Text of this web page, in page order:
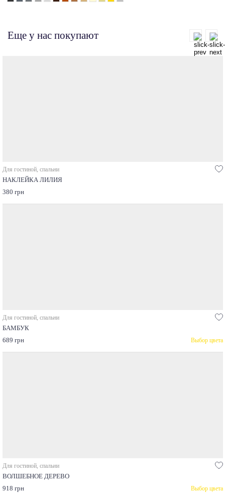
Еще у нас покупают
Для гостиной, спальни
НАКЛЕЙКА ЛИЛИЯ
380 грн
Для гостиной, спальни
БАМБУК
689 грн
Выбор цвета
Для гостиной, спальни
ВОЛШЕБНОЕ ДЕРЕВО
918 грн
Выбор цвета